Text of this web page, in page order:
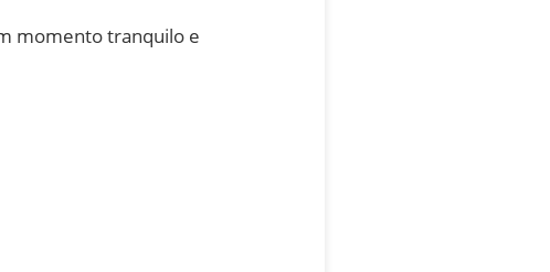
momento tranquilo e